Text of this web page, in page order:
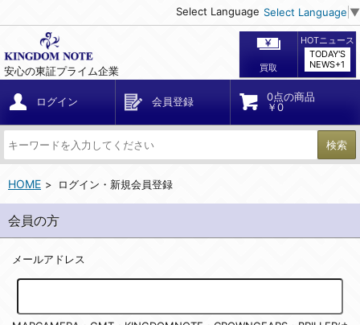
Select Language Select Language ▼
安心の東証プライム企業 買取
HOTニュース
TODAY'S
NEWS+1
ログイン 会員登録
0点の商品
￥0
検索
HOME ログイン・新規会員登録
会員の方
メールアドレス